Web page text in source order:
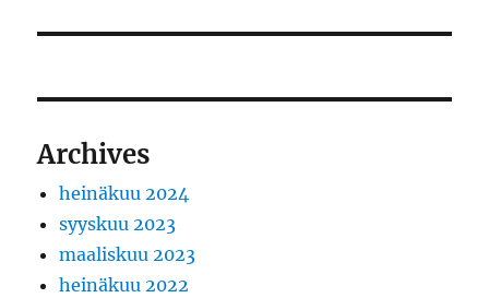
Archives
heinäkuu 2024
syyskuu 2023
maaliskuu 2023
heinäkuu 2022